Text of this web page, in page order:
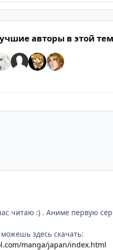
авторы в этой
читаю :) . Аниме первую
здесь скачать:
manga/japan/index.html